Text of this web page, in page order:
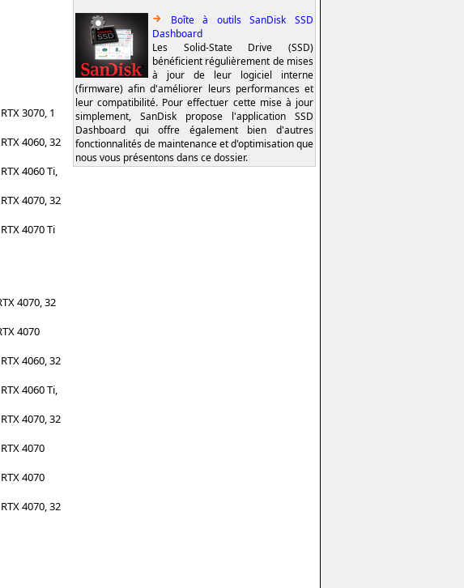
3070, 1
4060, 32
4060 Ti,
4070, 32
4070 Ti
4070, 32
4070
4060, 32
4060 Ti,
4070, 32
4070
4070
4070, 32
Boîte à outils SanDisk SSD
Dashboard
Les Solid-State Drive (SSD)
bénéficient régulièrement de mises
à jour de leur logiciel interne
(firmware) afin d'améliorer leurs performances et
leur compatibilité. Pour effectuer cette mise à jour
simplement, SanDisk propose l'application SSD
Dashboard qui offre également bien d'autres
fonctionnalités de maintenance et d'optimisation que
nous vous présentons dans ce dossier.